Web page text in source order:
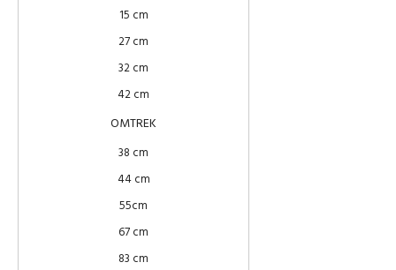
15 cm
27 cm
32 cm
42 cm
OMTREK
38 cm
44 cm
55cm
67 cm
83 cm